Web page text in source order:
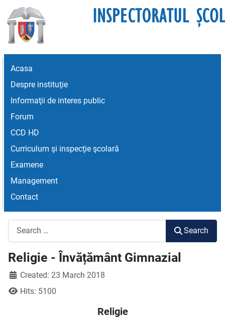
Acasa
Despre instituţie
Informaţii de interes public
Forum
CCD HD
Curriculum şi inspecţie şcolară
Examene
Management
Contact
Search
Religie - Învățământ Gimnazial
Created: 23 March 2018
Hits: 5100
Religie